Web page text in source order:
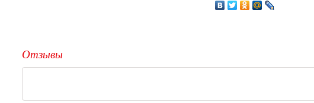
Отзывы